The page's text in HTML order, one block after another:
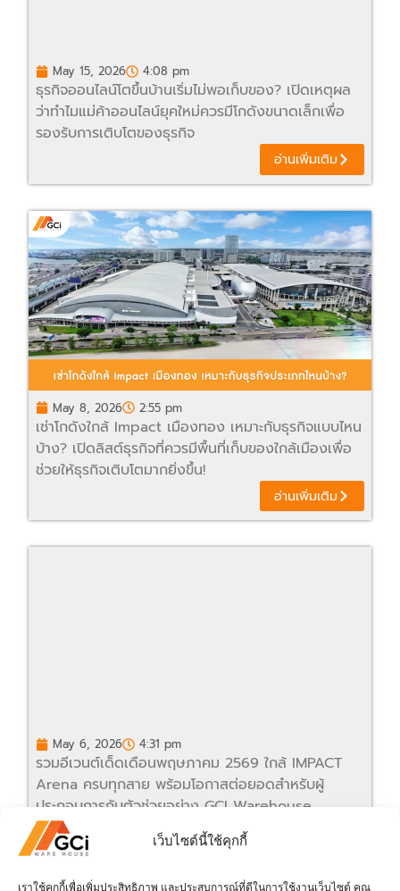
เว็บไซต์นี้ใช้คุกกี้
เราใช้คุกกี้เพื่อเพิ่มประสิทธิภาพ และประสบการณ์ที่ดีในการใช้งานเว็บไซต์ คุณ
May 15, 2026 4:08 pm
ธุรกิจออนไลน์โตขึ้นบ้านเริ่มไม่พอเก็บของ? เปิดเหตุผล
ว่าทำไมแม่ค้าออนไลน์ยุคใหม่ควรมีโกดังขนาดเล็กเพื่อ
รองรับการเติบโตของธุรกิจ
อ่านเพิ่มเติม
May 8, 2026 2:55 pm
เช่าโกดังใกล้ Impact เมืองทอง เหมาะกับธุรกิจแบบไหน
บ้าง? เปิดลิสต์ธุรกิจที่ควรมีพื้นที่เก็บของใกล้เมืองเพื่อ
ช่วยให้ธุรกิจเติบโตมากยิ่งขึ้น!
อ่านเพิ่มเติม
May 6, 2026 4:31 pm
รวมอีเวนต์เด็ดเดือนพฤษภาคม 2569 ใกล้ IMPACT
Arena ครบทุกสาย พร้อมโอกาสต่อยอดสำหรับผู้
ประกอบการกับตัวช่วยอย่าง GCI Warehouse